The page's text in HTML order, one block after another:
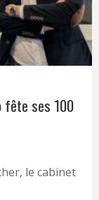
fête ses 100
le cabinet